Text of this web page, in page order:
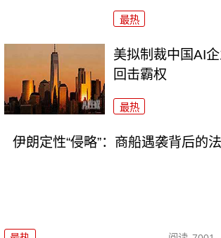
最热
美拟制裁中国AI
回击霸权
最热
伊朗定性“侵略”：商船遇袭背后的